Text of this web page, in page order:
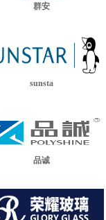
群安
sunsta
品诚